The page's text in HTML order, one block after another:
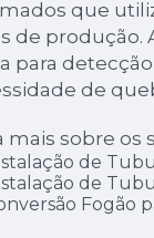
que
de
para
de
mais sobre os
de
de
Fogão